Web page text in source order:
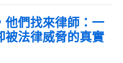
他們找來律師：一
被法律威脅的真實